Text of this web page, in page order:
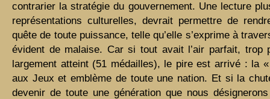
contrarier la stratégie du gouvernement. Une lecture
représentations culturelles, devrait permettre de
quête de toute puissance, telle qu’elle s’exprime à
évident de malaise. Car si tout avait l’air parfait, trop
largement atteint (51 médailles), le pire est arrivé : la
aux Jeux et emblème de toute une nation. Et si la
devenir de toute une génération que nous